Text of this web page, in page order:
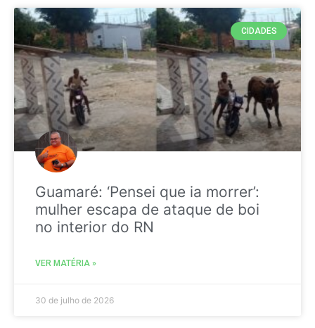
CIDADES
Guamaré: ‘Pensei que ia morrer’:
mulher escapa de ataque de boi
no interior do RN
VER MATÉRIA »
30 de julho de 2026